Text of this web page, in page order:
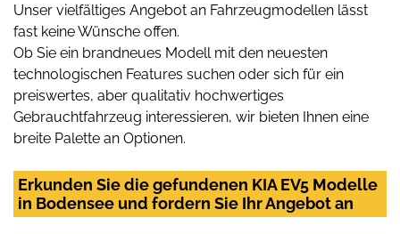
Unser vielfältiges Angebot an Fahrzeugmodellen lässt
fast keine Wünsche offen.
Ob Sie ein brandneues Modell mit den neuesten
technologischen Features suchen oder sich für ein
preiswertes, aber qualitativ hochwertiges
Gebrauchtfahrzeug interessieren, wir bieten Ihnen eine
breite Palette an Optionen.
Erkunden Sie die gefundenen KIA EV5 Modelle
in Bodensee und fordern Sie Ihr Angebot an